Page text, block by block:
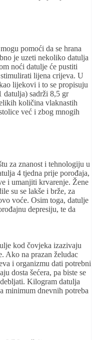
pomoći da se hrana
je uzeti nekoliko datulja
noći datulje će pustiti
lijena crijeva. U
lijekovi i to se propisuju
datulja) sadrži 8,5 gr
količina vlaknastih
već i zbog mnogih
za znanost i tehnologiju u
4 tjedna prije porođaja,
i umanjiti krvarenje. Žene
su se lakše i brže, za
voće. Osim toga, datulje
depresiju, te da
kod čovjeka izazivaju
Ako na prazan želudac
i organizmu dati potrebni
dosta šećera, pa biste se
Kilogram datulja
minimum dnevnih potreba